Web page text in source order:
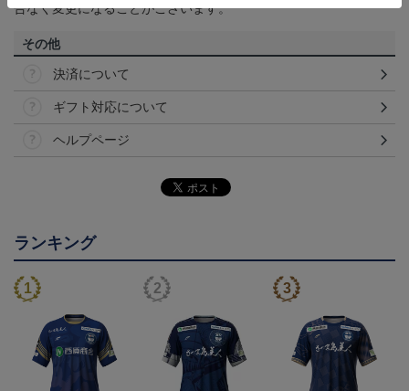
告なく変更になることがございます。
その他
決済について
ギフト対応について
ヘルプページ
ランキング